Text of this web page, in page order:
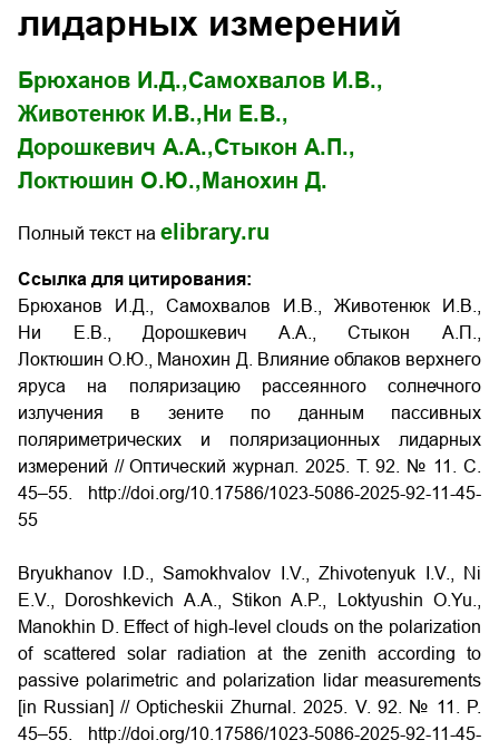
лидарных измерений
Брюханов И.Д.,Самохвалов И.В.,
Животенюк И.В., Ни Е.В.,
Дорошкевич А.А.,Стыкон А.П.,
Локтюшин О.Ю., Манохин Д.
Полный текст на elibrary.ru
Ссылка для цитирования:
Брюханов
И.Д., Самохвалов И.В., Животенюк
И.В.,
Ни
Е.В., Дорошкевич А.А., Стыкон А.П.,
Локтюшин О.Ю., Манохин Д. Влияние облаков верхнего
яруса на поляризацию рассеянного солнечного
излучения в зените по данным пассивных
поляриметрических и поляризационных лидарных
измерений // Оптический журнал. 2025. Т. 92. № 11.С
45–55.
http://doi.org/10.17586/1023-5086-2025-92-11-45-
55
Bryukhanov I.D., Samokhvalov I.V., Zhivotenyuk I.V., Ni
E.V., Doroshkevich A.A., Stikon A.P., Loktyushin O.Yu.,
Manokhin D. Effect of high-level clouds on the polarization
of scattered solar radiation at the zenith according to
passive polarimetric and polarization lidar measurements
[in Russian] // Opticheskii Zhurnal. 2025. V. 92. № 11. P.
45–55.
http://doi.org/10.17586/1023-5086-2025-92-11-45-